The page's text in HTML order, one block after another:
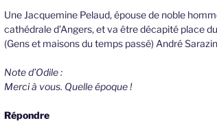
Une Jacquemine Pelaud, épouse de noble
cathédrale d’Angers, et va être décapité place
(Gens et maisons du temps passé) André
Note d’Odile :
Merci à vous. Quelle époque !
Répondre